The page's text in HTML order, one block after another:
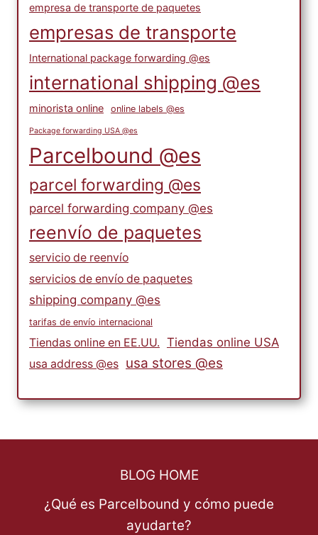
empresa de transporte de paquetes
empresas de transporte
International package forwarding @es
international shipping @es
minorista online online labels @es
Package forwarding USA @es
Parcelbound @es
parcel forwarding @es
parcel forwarding company @es
reenvío de paquetes
servicio de reenvío
servicios de envío de paquetes
shipping company @es
tarifas de envío internacional
Tiendas online en EE.UU. Tiendas online USA
usa address @es usa stores @es
BLOG HOME
¿Qué es Parcelbound y cómo puede
ayudarte?